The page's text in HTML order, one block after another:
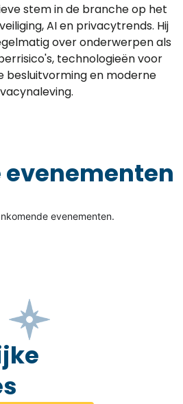
stem in de branche op het
AI en privacytrends. Hij
over onderwerpen als
technologieën voor
besluitvorming en moderne
evenementen
evenementen.